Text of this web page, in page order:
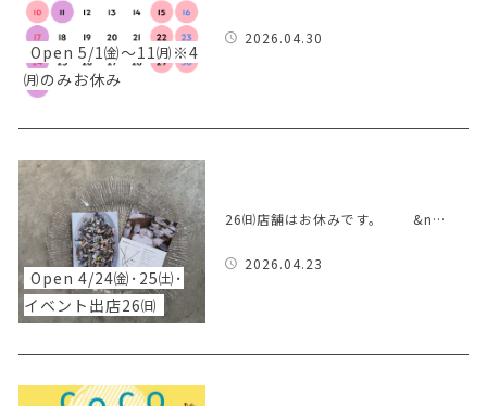
Open 5/1㈮～11㈪※4
㈪のみお休み
2026.04.30
Open 4/24㈮･25㈯･
イベント出店26㈰
26㈰店舗はお休みです。 &n…
2026.04.23